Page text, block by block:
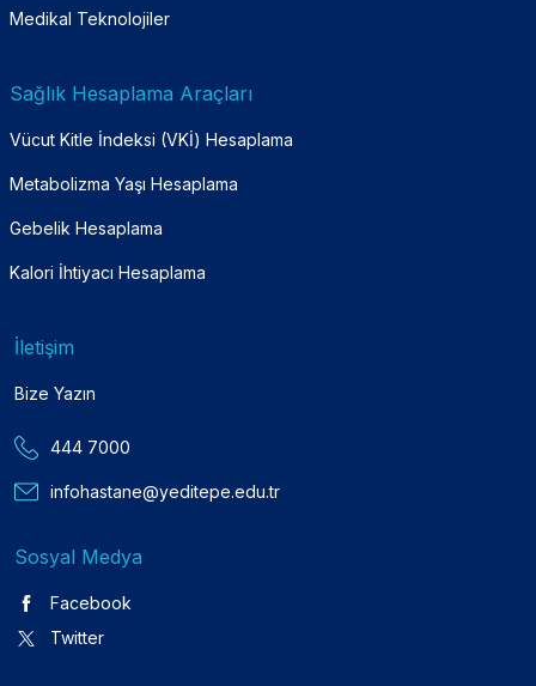
Medikal Teknolojiler
Sağlık Hesaplama Araçları
Vücut Kitle İndeksi (VKİ) Hesaplama
Metabolizma Yaşı Hesaplama
Gebelik Hesaplama
Kalori İhtiyacı Hesaplama
İletişim
Bize Yazın
444 7000
infohastane@yeditepe.edu.tr
Sosyal Medya
Facebook
Twitter